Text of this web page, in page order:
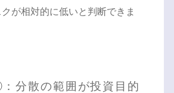
が相対的に低いと判断できま
分散の範囲が投資目的